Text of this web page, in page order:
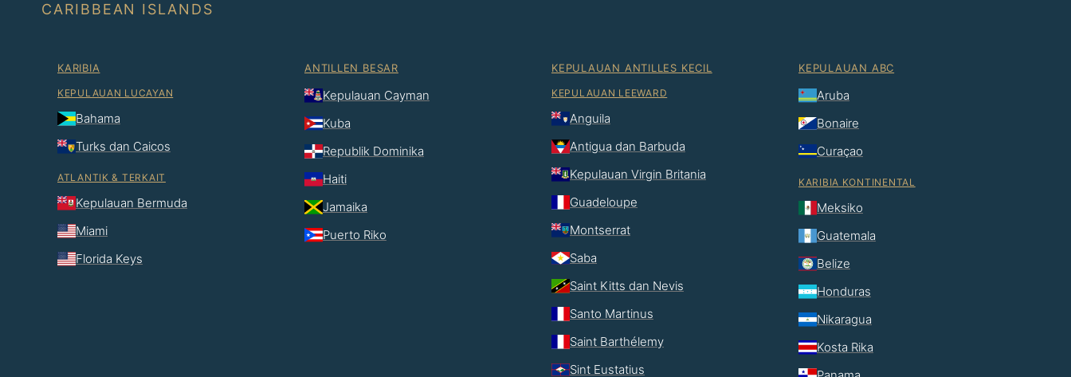
CARIBBEAN ISLANDS
KARIBIA
KEPULAUAN LUCAYAN
Bahama
Turks dan Caicos
ATLANTIK & TERKAIT
Kepulauan Bermuda
Miami
Florida Keys
ANTILLEN BESAR
Kepulauan Cayman
Kuba
Republik Dominika
Haiti
Jamaika
Puerto Riko
KEPULAUAN ANTILLES KECIL
KEPULAUAN LEEWARD
Anguila
Antigua dan Barbuda
Kepulauan Virgin Britania
Guadeloupe
Montserrat
Saba
Saint Kitts dan Nevis
Santo Martinus
Saint Barthélemy
Sint Eustatius
KEPULAUAN ABC
Aruba
Bonaire
Curaçao
KARIBIA KONTINENTAL
Meksiko
Guatemala
Belize
Honduras
Nikaragua
Kosta Rika